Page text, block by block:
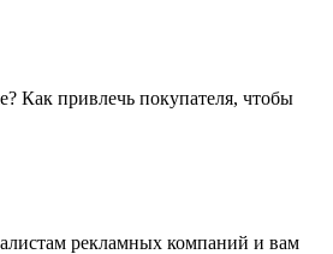
Как привлечь покупателя, чтобы
рекламных компаний и вам